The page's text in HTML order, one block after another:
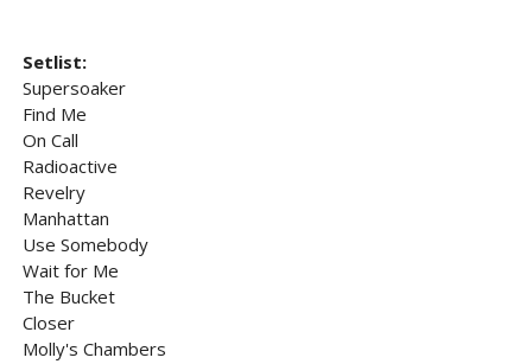
Setlist:
Supersoaker
Find Me
On Call
Radioactive
Revelry
Manhattan
Use Somebody
Wait for Me
The Bucket
Closer
Molly's Chambers